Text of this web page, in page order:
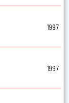
1997
1997